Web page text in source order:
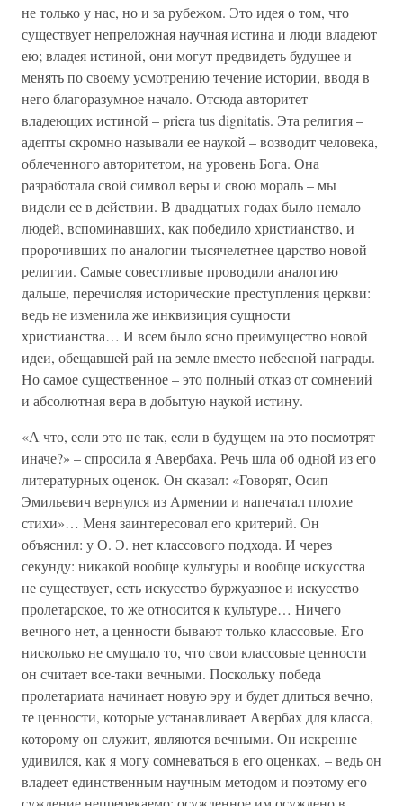
не только у нас, но и за рубежом. Это идея о том, что
существует непреложная научная истина и люди владеют
ею; владея истиной, они могут предвидеть будущее и
менять по своему усмотрению течение истории, вводя в
него благоразумное начало. Отсюда авторитет
владеющих истиной – priera tus dignitatis. Эта религия –
адепты скромно называли ее наукой – возводит человека,
облеченного авторитетом, на уровень Бога. Она
разработала свой символ веры и свою мораль – мы
видели ее в действии. В двадцатых годах было немало
людей, вспоминавших, как победило христианство, и
пророчивших по аналогии тысячелетнее царство новой
религии. Самые совестливые проводили аналогию
дальше, перечисляя исторические преступления церкви:
ведь не изменила же инквизиция сущности
христианства… И всем было ясно преимущество новой
идеи, обещавшей рай на земле вместо небесной награды.
Но самое существенное – это полный отказ от сомнений
и абсолютная вера в добытую наукой истину.
«А что, если это не так, если в будущем на это посмотрят
иначе?» – спросила я Авербаха. Речь шла об одной из его
литературных оценок. Он сказал: «Говорят, Осип
Эмильевич вернулся из Армении и напечатал плохие
стихи»… Меня заинтересовал его критерий. Он
объяснил: у О. Э. нет классового подхода. И через
секунду: никакой вообще культуры и вообще искусства
не существует, есть искусство буржуазное и искусство
пролетарское, то же относится к культуре… Ничего
вечного нет, а ценности бывают только классовые. Его
нисколько не смущало то, что свои классовые ценности
он считает все-таки вечными. Поскольку победа
пролетариата начинает новую эру и будет длиться вечно,
те ценности, которые устанавливает Авербах для класса,
которому он служит, являются вечными. Он искренне
удивился, как я могу сомневаться в его оценках, – ведь он
владеет единственным научным методом и поэтому его